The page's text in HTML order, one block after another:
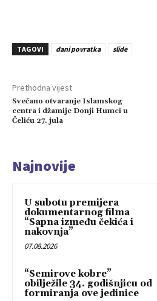
TAGOVI dani povratka slide
Prethodna vijest
Svečano otvaranje Islamskog
centra i džamije Donji Humci u
Čeliću 27. jula
Najnovije
U subotu premijera
dokumentarnog filma
“Sapna između čekića i
nakovnja”
07.08.2026
“Semirove kobre”
obilježile 34. godišnjicu od
formiranja ove jedinice